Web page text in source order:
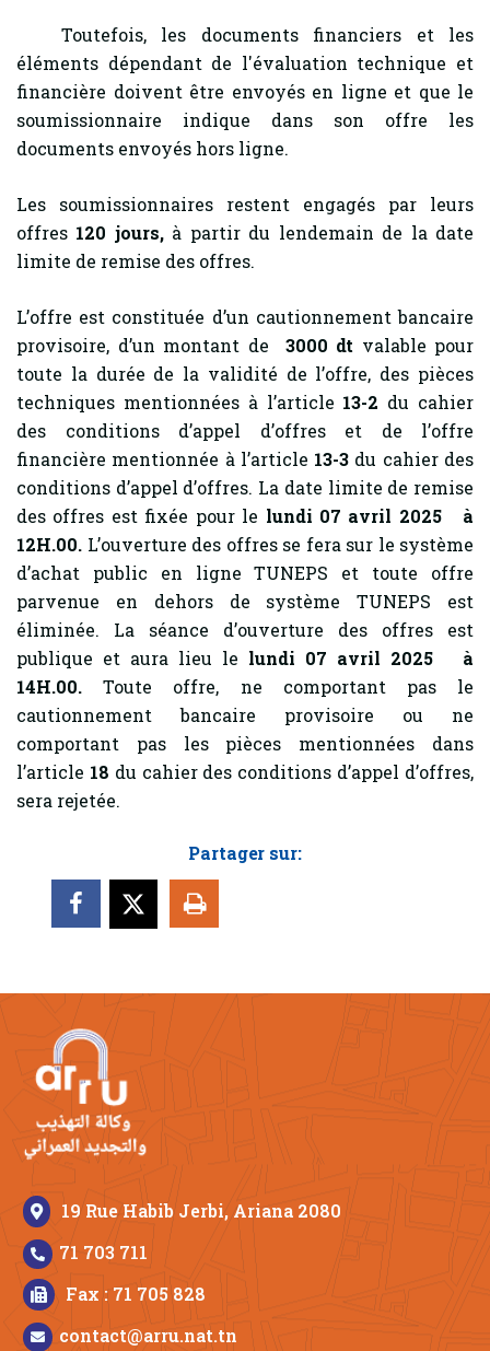
Toutefois, les documents financiers et les
éléments dépendant de l'évaluation technique et
financière doivent être envoyés en ligne et que le
soumissionnaire indique dans son offre les
documents envoyés hors ligne.
Les soumissionnaires restent engagés par leurs
offres 120 jours,à partir du lendemain de la date
limite de remise des offres.
L’offre est constituée d’un cautionnement bancaire
provisoire, d’un montant de 3000 dt valable pour
toute la durée de la validité de l’offre, des pièces
techniques mentionnées à l’article 13-2 du cahier
des conditions d’appel d’offres et de l’offre
financière mentionnée à l’article 13-3 du cahier des
conditions d’appel d’offres. La date limite de remise
des offres est fixée pour le lundi 07 avril 2025 à
12H.00. L’ouverture des offres se fera sur le système
d’achat public en ligne TUNEPS et toute offre
parvenue en dehors de système TUNEPS est
éliminée. La séance d’ouverture des offres est
publique et aura lieu le lundi 07 avril 2025 à
14H.00. Toute offre, ne comportant pas le
cautionnement bancaire provisoire ou ne
comportant pas les pièces mentionnées dans
l’article 18 du cahier des conditions d’appel d’offres,
sera rejetée.
Partager sur:
19 Rue Habib Jerbi, Ariana 2080
71 703 711
Fax : 71 705 828
contact@arru.nat.tn